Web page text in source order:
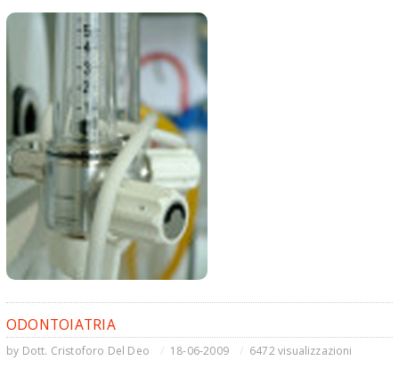
ODONTOIATRIA
by Dott. Cristoforo Del Deo 18-06-2009 6472 visualizzazioni